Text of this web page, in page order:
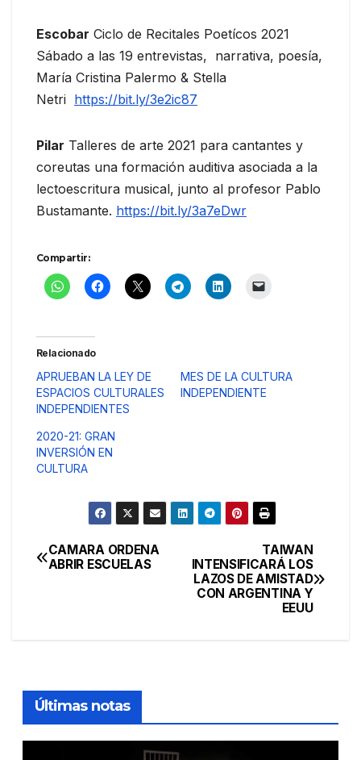
Escobar Ciclo de Recitales Poetícos 2021
Sábado a las 19 entrevistas, narrativa, poesía,
María Cristina Palermo & Stella
Netri https://bit.ly/3e2ic87
Pilar Talleres de arte 2021 para cantantes y
coreutas una formación auditiva asociada a la
lectoescritura musical, junto al profesor Pablo
Bustamante. https://bit.ly/3a7eDwr
Compartir:
Relacionado
APRUEBAN LA LEY DE
ESPACIOS CULTURALES
INDEPENDIENTES
MES DE LA CULTURA
INDEPENDIENTE
2020-21: GRAN
INVERSIÓN EN
CULTURA
Navegación
TAIWAN
INTENSIFICARÁ LOS
LAZOS DE AMISTAD
CON ARGENTINA Y
EEUU
CAMARA ORDENA
ABRIR ESCUELAS
Últimas notas